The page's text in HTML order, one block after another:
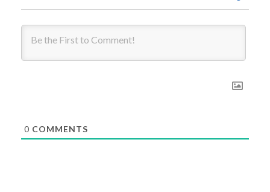
0 COMMENTS